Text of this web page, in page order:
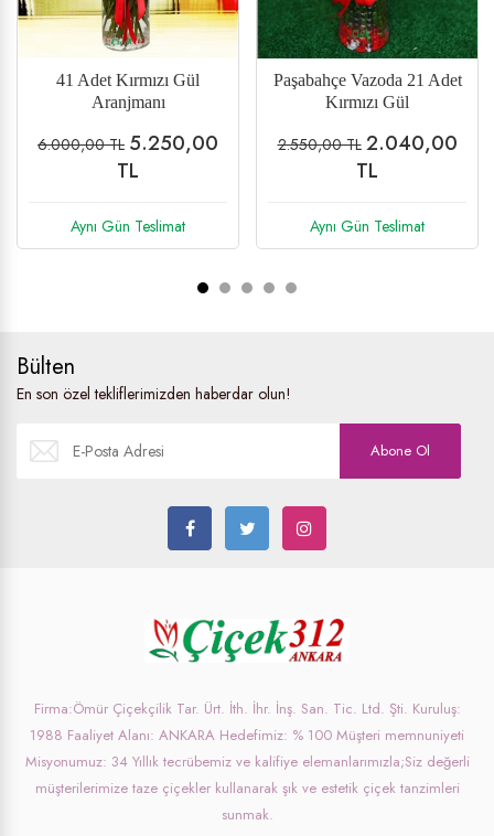
35 Adet Gül Aranjmanı
5.330,00 TL 4.100,00
TL
Aynı Gün Teslimat
Kraton (Cratone) Saksı
Çiçeği
1.116,00 TL 899,00 TL
Bülten
En son özel tekliflerimizden haberdar olun!
Abone Ol
Firma:Ömür Çiçekçilik Tar. Ürt. İth. İhr. İnş. San. Tic. Ltd. Şti. Kuruluş:
1988 Faaliyet Alanı: ANKARA Hedefimiz: % 100 Müşteri memnuniyeti
Misyonumuz: 34 Yıllık tecrübemiz ve kalifiye elemanlarımızla;Siz değerli
müşterilerimize taze çiçekler kullanarak şık ve estetik çiçek tanzimleri
sunmak.